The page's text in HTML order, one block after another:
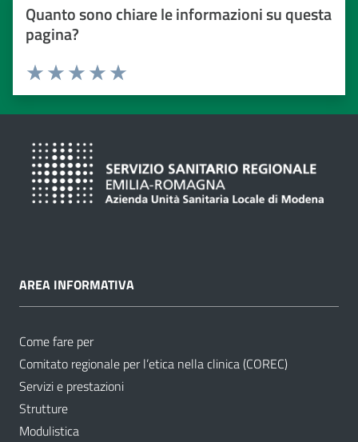
Quanto sono chiare le informazioni su questa
pagina?
Valuta da 1 a 5 stelle
Valuta 5 stelle su 5
Valuta 4 stelle su 5
Valuta 3 stelle su 5
Valuta 2 stelle su 5
Valuta 1 stelle su 5
AREA INFORMATIVA
Come fare per
Comitato regionale per l’etica nella clinica (COREC)
Servizi e prestazioni
Strutture
Modulistica